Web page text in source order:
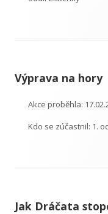
Výprava na hory
Akce proběhla:
Kdo se zúčastnil: 1.
Jak Dráčata